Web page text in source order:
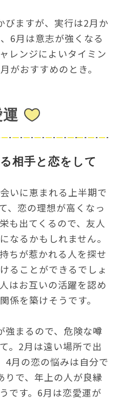
びますが、実行は2月か
6月は意志が強くなる
レンジによいタイミン
がおすすめのとき。
相手と恋をして
いに恵まれる上半期で
、恋の理想が高くなっ
も出てくるので、友人
なるかもしれません。
ちが惹かれる人を探せ
ることができるでしょ
はお互いの活躍を認め
係を築けそうです。
強まるので、危険な噂
。2月は遠い場所で出
4月の恋の悩みは自分で
りで、年上の人が良縁
です。6月は恋愛運が